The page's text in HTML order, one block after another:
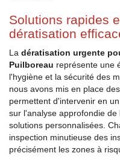
Solutions rapides
dératisation
La dératisation urgente
Puilboreau représente une
l'hygiène et la sécurité des
nous avons mis en place
permettent d'intervenir en
sur l'analyse approfondie
solutions personnalisées.
inspection minutieuse des
précisément les zones à